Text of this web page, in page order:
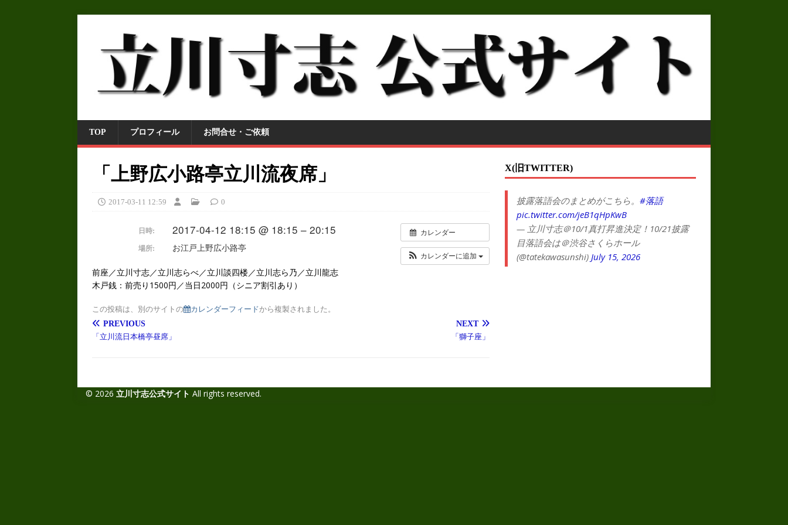
TOP プロフィール お問合せ・ご依頼
「上野広小路亭立川流夜席」
2017-03-11 12:59 0
カレンダー
カレンダーに追加
日時: 2017-04-12 18:15 @ 18:15 – 20:15
場所: お江戸上野広小路亭
前座／立川寸志／立川志らべ／立川談四楼／立川志ら乃／立川龍志
木戸銭：前売り1500円／当日2000円（シニア割引あり）
この投稿は、別のサイトの カレンダーフィードから複製されました。
PREVIOUS
「立川流日本橋亭昼席」
NEXT
「獅子座」
X(旧TWITTER)
披露落語会のまとめがこちら。 #落語
pic.twitter.com/jeB1qHpKwB
— 立川寸志＠10/1真打昇進決定！10/21披露
目落語会は＠渋谷さくらホール
(@tatekawasunshi) July 15, 2026
© 2026 立川寸志公式サイト All rights reserved.